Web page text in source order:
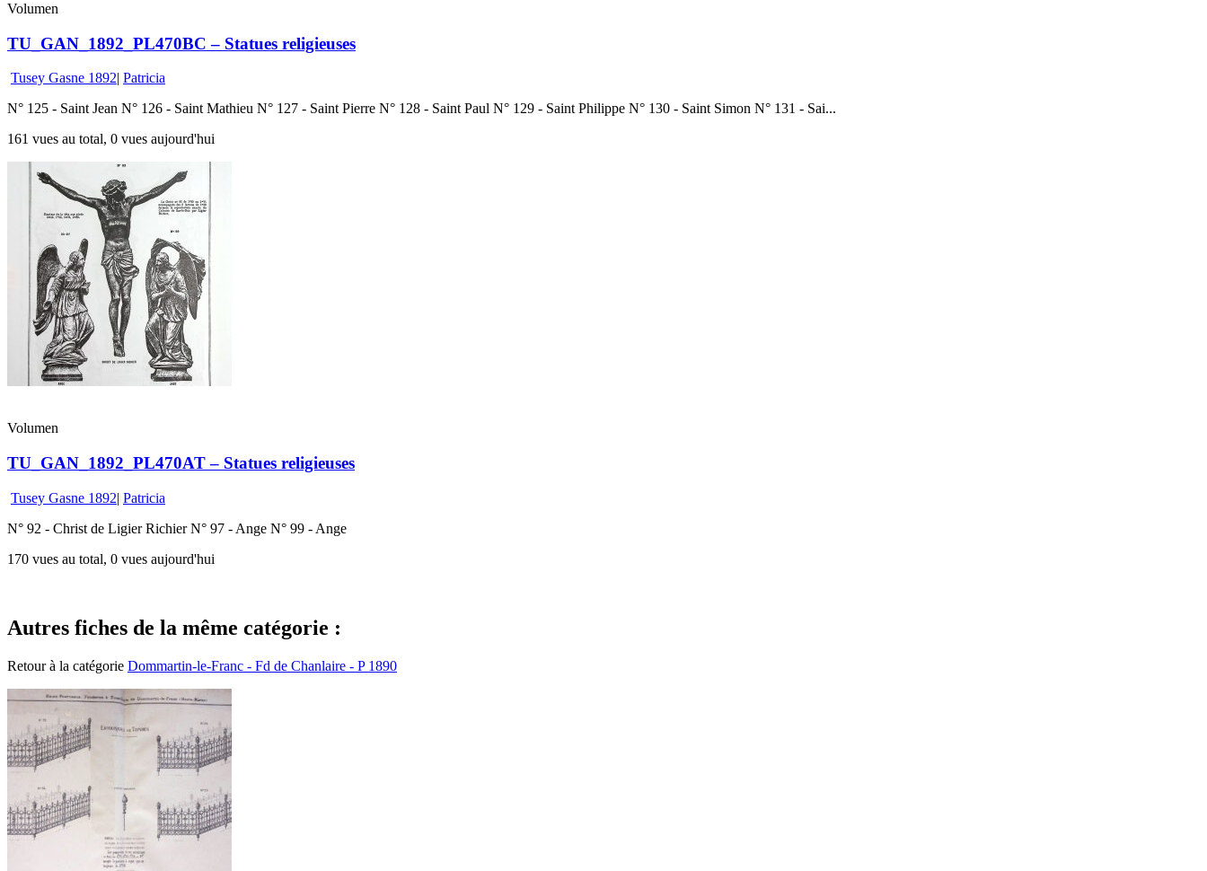
Volumen
TU_GAN_1892_PL470BC – Statues religieuses
Tusey Gasne 1892 Patricia
N° 125 - Saint Jean N° 126 - Saint Mathieu N° 127 - Saint Pierre N° 128 - Saint Paul N° 129 - Saint Philippe N° 130 - Saint Simon N° 131 - Sai...
161 vues au total, 0 vues aujourd'hui
Volumen
TU_GAN_1892_PL470AT – Statues religieuses
Tusey Gasne 1892| Patricia
N° 92 - Christ de Ligier Richier N° 97 - Ange N° 99 - Ange
170 vues au total, 0 vues aujourd'hui
Autres fiches de la même catégorie :
Retour à la catégorie Dommartin-le-Franc - Fd de Chanlaire - P 1890